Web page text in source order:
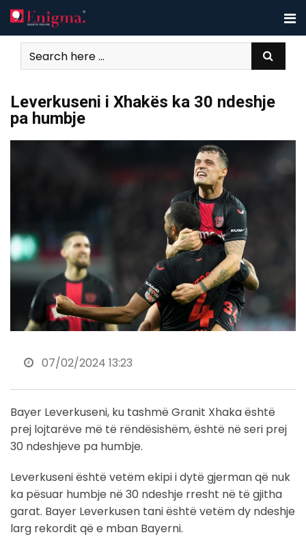
Skip
to
content
Leverkuseni i Xhakës ka 30 ndeshje
pa humbje
07/02/2024 13:23
Bayer Leverkuseni, ku tashmë Granit Xhaka është
prej lojtarëve më të rëndësishëm, është në seri prej
30 ndeshjeve pa humbje.
Leverkuseni është vetëm ekipi i dytë gjerman që nuk
ka pësuar humbje në 30 ndeshje rresht në të gjitha
garat. Bayer Leverkusen tani është vetëm dy ndeshje
larg rekordit që e mban Bayerni.